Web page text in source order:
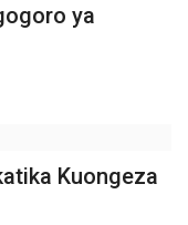
ya
Kuongeza